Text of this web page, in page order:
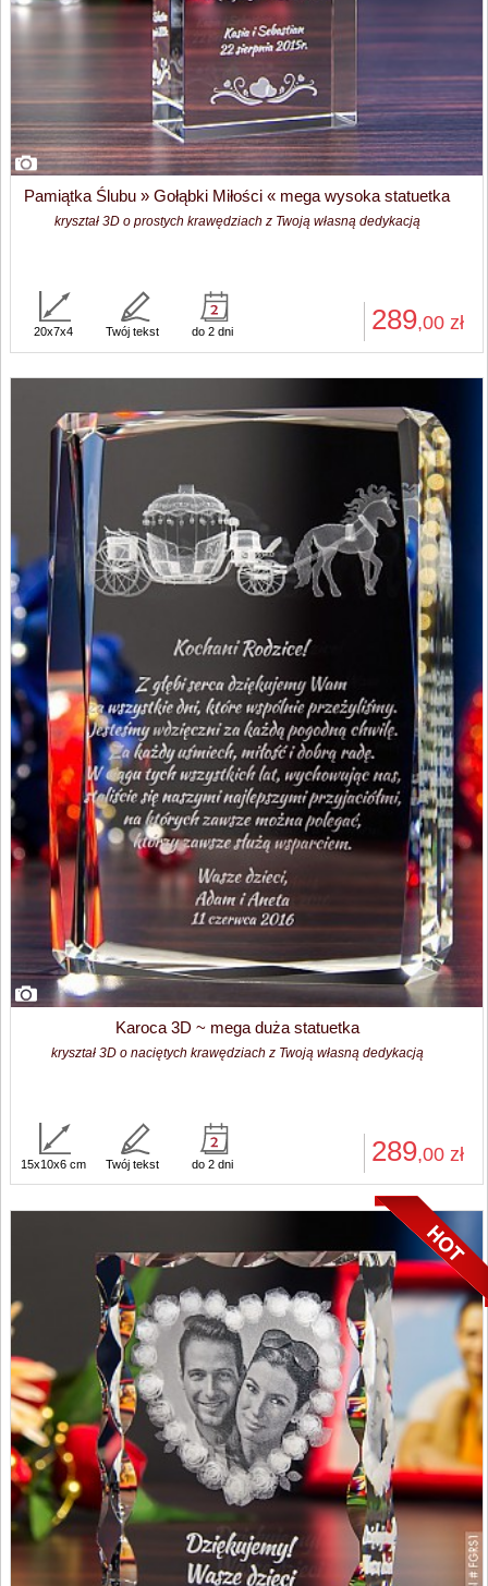
Pamiątka Ślubu » Gołąbki Miłości « mega wysoka statuetka
kryształ 3D o prostych krawędziach z Twoją własną dedykacją
289,00 zł
20x7x4 Twój tekst do 2 dni
Karoca 3D ~ mega duża statuetka
kryształ 3D o naciętych krawędziach z Twoją własną dedykacją
289,00 zł
15x10x6 cm Twój tekst do 2 dni